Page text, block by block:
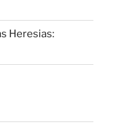
Heresias: